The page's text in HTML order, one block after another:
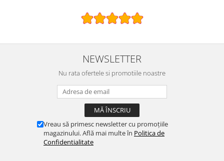
NEWSLETTER
Nu rata ofertele si promotiile noastre
Vreau să primesc newsletter cu promoțiile
magazinului. Află mai multe în Politica de
Confidentialitate